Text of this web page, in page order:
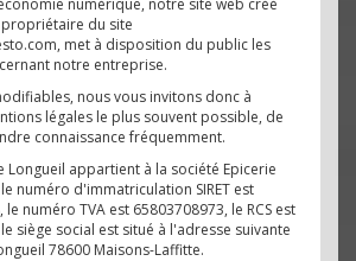
numérique, notre site web créé
propriétaire du site
met à disposition du public les
notre entreprise.
nous vous invitons donc à
légales le plus souvent possible, de
connaissance fréquemment.
Longueil appartient à la société Epicerie
numéro d'immatriculation SIRET est
numéro TVA est 65803708973, le RCS est
siège social est situé à l'adresse suivante
78600 Maisons-Laffitte.